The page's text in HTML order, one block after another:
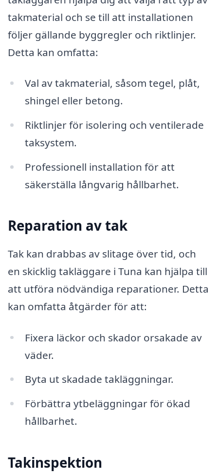
takmaterial och se till att installationen
följer gällande byggregler och riktlinjer.
Detta kan omfatta:
Val av takmaterial, såsom tegel, plåt,
shingel eller betong.
Riktlinjer för isolering och ventilerade
taksystem.
Professionell installation för att
säkerställa långvarig hållbarhet.
Reparation av tak
Tak kan drabbas av slitage över tid, och
en skicklig takläggare i Tuna kan hjälpa till
att utföra nödvändiga reparationer. Detta
kan omfatta åtgärder för att:
Fixera läckor och skador orsakade av
väder.
Byta ut skadade takläggningar.
Förbättra ytbeläggningar för ökad
hållbarhet.
Takinspektion